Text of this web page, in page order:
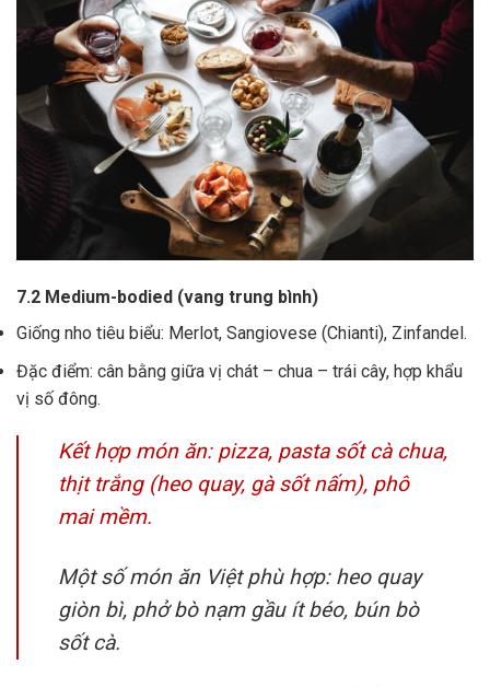
7.2 Medium-bodied (vang trung bình)
Giống nho tiêu biểu: Merlot, Sangiovese (Chianti), Zinfandel.
Đặc điểm: cân bằng giữa vị chát – chua – trái cây, hợp khẩu
vị số đông.
Kết hợp món ăn: pizza, pasta sốt cà chua,
thịt trắng (heo quay, gà sốt nấm), phô
mai mềm.
Một số món ăn Việt phù hợp: heo quay
giòn bì, phở bò nạm gầu ít béo, bún bò
sốt cà.